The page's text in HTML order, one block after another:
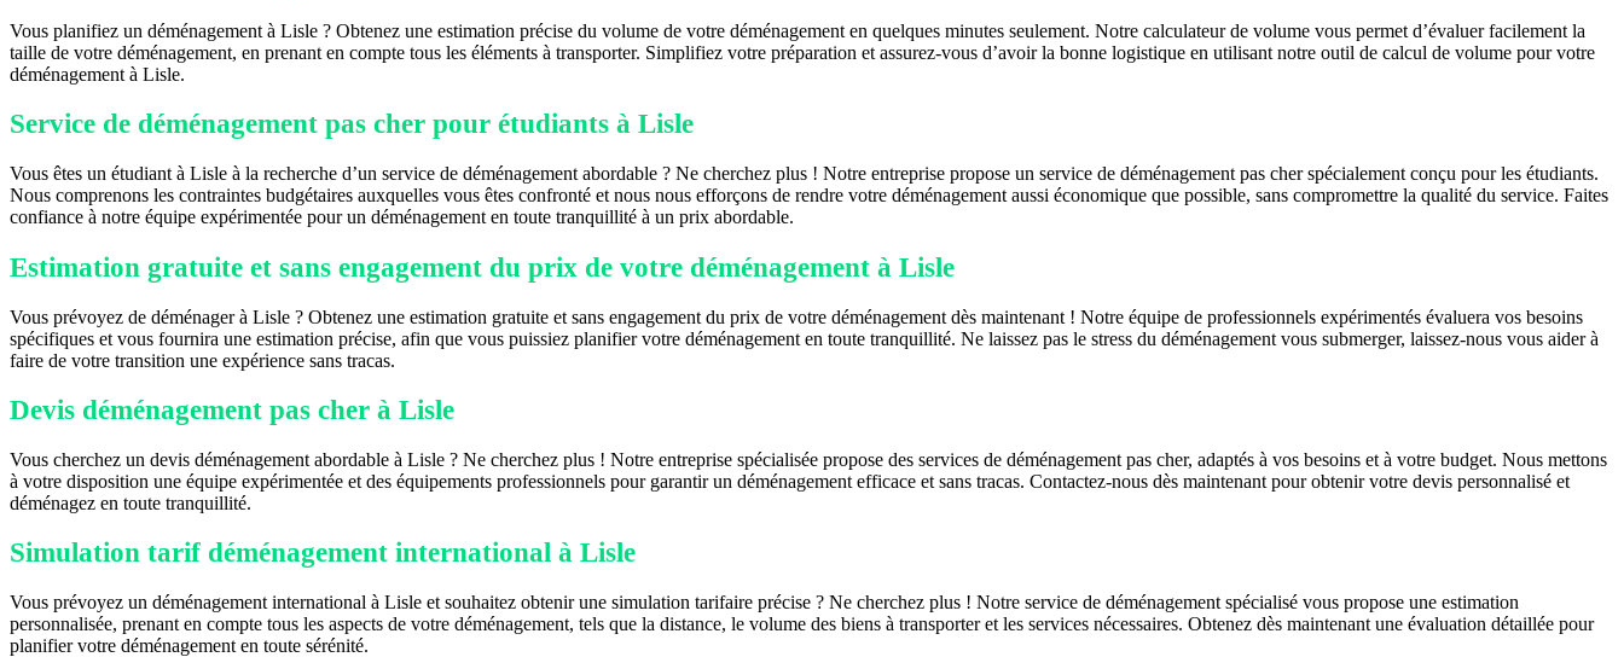
Vous planifiez un déménagement à Lisle ? Obtenez une estimation précise du volume de votre déménagement en quelques minutes seulement. Notre calculateur de volume vous permet d’évaluer facilement la
taille de votre déménagement, en prenant en compte tous les éléments à transporter. Simplifiez votre préparation et assurez-vous d’avoir la bonne logistique en utilisant notre outil de calcul de volume pour votre
déménagement à Lisle.
Service de déménagement pas cher pour étudiants à Lisle
Vous êtes un étudiant à Lisle à la recherche d’un service de déménagement abordable ? Ne cherchez plus ! Notre entreprise propose un service de déménagement pas cher spécialement conçu pour les étudiants.
Nous comprenons les contraintes budgétaires auxquelles vous êtes confronté et nous nous efforçons de rendre votre déménagement aussi économique que possible, sans compromettre la qualité du service. Faites
confiance à notre équipe expérimentée pour un déménagement en toute tranquillité à un prix abordable.
Estimation gratuite et sans engagement du prix de votre déménagement à Lisle
Vous prévoyez de déménager à Lisle ? Obtenez une estimation gratuite et sans engagement du prix de votre déménagement dès maintenant ! Notre équipe de professionnels expérimentés évaluera vos besoins
spécifiques et vous fournira une estimation précise, afin que vous puissiez planifier votre déménagement en toute tranquillité. Ne laissez pas le stress du déménagement vous submerger, laissez-nous vous aider à
faire de votre transition une expérience sans tracas.
Devis déménagement pas cher à Lisle
Vous cherchez un devis déménagement abordable à Lisle ? Ne cherchez plus ! Notre entreprise spécialisée propose des services de déménagement pas cher, adaptés à vos besoins et à votre budget. Nous mettons
à votre disposition une équipe expérimentée et des équipements professionnels pour garantir un déménagement efficace et sans tracas. Contactez-nous dès maintenant pour obtenir votre devis personnalisé et
déménagez en toute tranquillité.
Simulation tarif déménagement international à Lisle
Vous prévoyez un déménagement international à Lisle et souhaitez obtenir une simulation tarifaire précise ? Ne cherchez plus ! Notre service de déménagement spécialisé vous propose une estimation
personnalisée, prenant en compte tous les aspects de votre déménagement, tels que la distance, le volume des biens à transporter et les services nécessaires. Obtenez dès maintenant une évaluation détaillée pour
planifier votre déménagement en toute sérénité.